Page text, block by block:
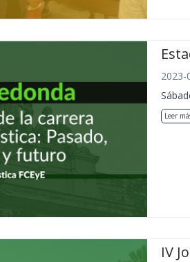
2023-
Leer
IV